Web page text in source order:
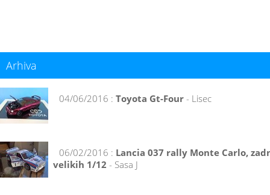
Arhiva
04/06/2016 : Toyota Gt-Four - Lisec
06/02/2016 : Lancia 037 rally Monte Carlo,
velikih 1/12 - Sasa J